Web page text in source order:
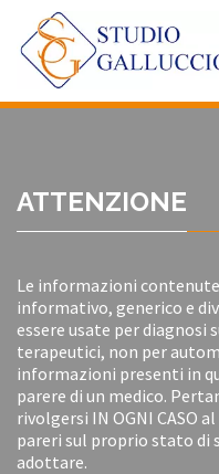
ATTENZIONE
Le informazioni
informativo, generico e
essere usate per diagnosi
terapeutici, non per
informazioni presenti in
parere di un medico.
rivolgersi IN OGNI CASO
pareri sul proprio stato di
adottare.